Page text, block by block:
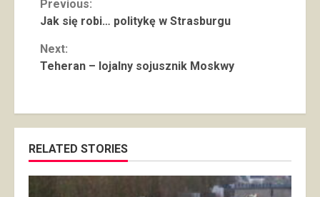
Continue
Previous:
Jak się robi… politykę w Strasburgu
Next:
Teheran – lojalny sojusznik Moskwy
RELATED STORIES